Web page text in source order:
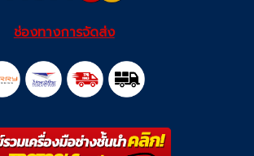
ช่องทางการจัดส่ง